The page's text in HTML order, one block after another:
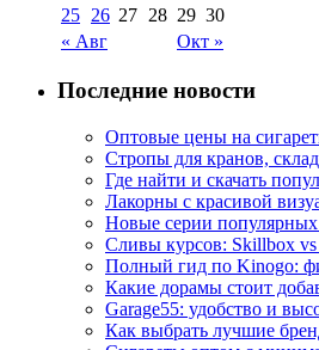
« Авг Окт »
25 26 27 28 29 30
Последние новости
Оптовые цены на
Стропы для кранов,
Где найти и скачать
Лакорны с красивой
Новые серии
Сливы курсов: Skillbox
Полный гид по Kinogo:
Какие дорамы стоит
Garage55: удобство и
Как выбрать лучшие